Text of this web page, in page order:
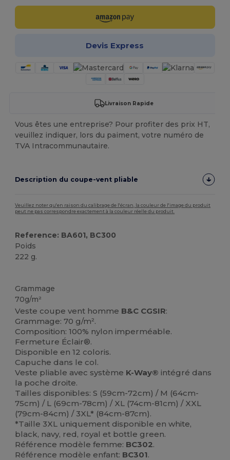
Devis Express
Livraison Rapide
Vous êtes une entreprise? Pour profiter des prix HT,
veuillez indiquer, lors du paiment, votre numéro de
TVA Intracommunautaire.
Description du coupe-vent pliable
Veuillez noter qu'en raison du calibrage de l'écran, la couleur de l'image du produit
peut ne pas correspondre exactement à la couleur réelle du produit.
Reference: BA601, BC300
Poids
222 g.
Grammage
70g/m²
Veste coupe vent homme B&C CGSIR:
Grammage: 70 g/m².
Composition: 100% nylon imperméable.
Fermeture Éclair®.
Disponible en 12 coloris.
Capuche dans le col.
Veste pliable avec système K-Way® intégré dans
la poche droite.
Tailles disponibles: S (59cm-72cm) / M (64cm-
75cm) / L (69cm-78cm) / XL (74cm-81cm) / XXL
(79cm-84cm) / 3XL* (84cm-87cm).
*Taille 3XL uniquement disponible en white,
black, navy, red, royal et bottle green.
Référence modèle femme: BC302.
Référence modèle enfant: BC301.